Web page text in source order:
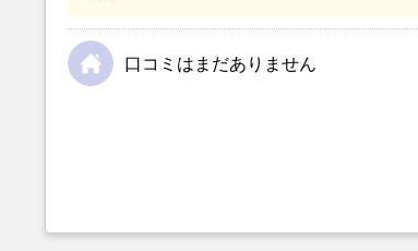
口コミはまだありません